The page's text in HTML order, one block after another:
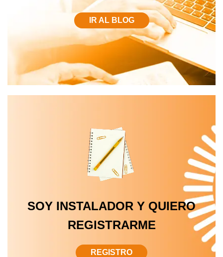
IR AL BLOG
SOY INSTALADOR Y QUIERO
REGISTRARME
REGISTRO